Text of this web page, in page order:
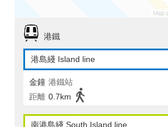
港鐵
港島綫 Island line
金鐘 港鐵站
距離 0.7km
南港島綫 South Island line